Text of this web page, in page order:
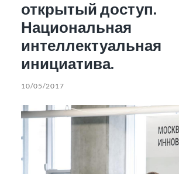
открытый доступ.
Национальная
интеллектуальная
инициатива.
10/05/2017